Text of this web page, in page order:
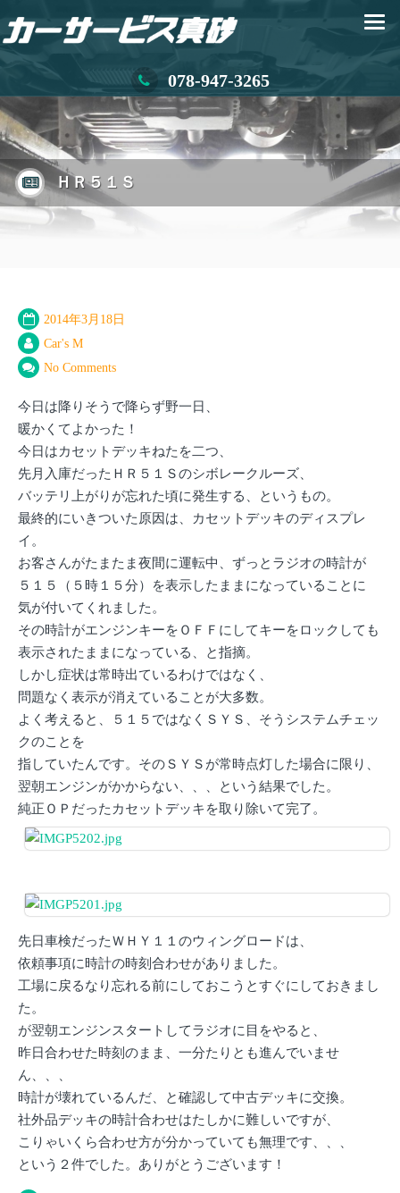
078-947-3265
ＨＲ５１Ｓ
2014年3月18日
Car's M
No Comments
今日は降りそうで降らず野一日、
暖かくてよかった！
今日はカセットデッキねたを二つ、
先月入庫だったＨＲ５１Ｓのシボレークルーズ、
バッテリ上がりが忘れた頃に発生する、というもの。
最終的にいきついた原因は、カセットデッキのディスプレ
イ。
お客さんがたまたま夜間に運転中、ずっとラジオの時計が
５１５（５時１５分）を表示したままになっていることに
気が付いてくれました。
その時計がエンジンキーをＯＦＦにしてキーをロックしても
表示されたままになっている、と指摘。
しかし症状は常時出ているわけではなく、
問題なく表示が消えていることが大多数。
よく考えると、５１５ではなくＳＹＳ、そうシステムチェッ
クのことを
指していたんです。そのＳＹＳが常時点灯した場合に限り、
翌朝エンジンがかからない、、、という結果でした。
純正ＯＰだったカセットデッキを取り除いて完了。
先日車検だったＷＨＹ１１のウィングロードは、
依頼事項に時計の時刻合わせがありました。
工場に戻るなり忘れる前にしておこうとすぐにしておきまし
た。
が翌朝エンジンスタートしてラジオに目をやると、
昨日合わせた時刻のまま、一分たりとも進んでいませ
ん、、、
時計が壊れているんだ、と確認して中古デッキに交換。
社外品デッキの時計合わせはたしかに難しいですが、
こりゃいくら合わせ方が分かっていても無理です、、、
という２件でした。ありがとうございます！